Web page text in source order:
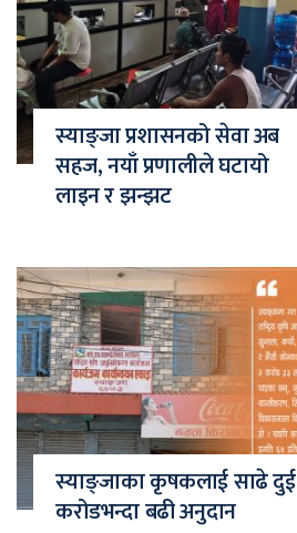
स्याङ्जा प्रशासनको सेवा अब
सहज, नयाँ प्रणालीले घटायो
लाइन र झन्झट
स्याङ्जाका कृषकलाई साढे दुई
करोडभन्दा बढी अनुदान